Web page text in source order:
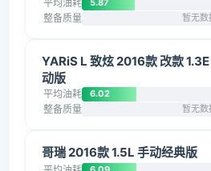
平均油耗 5.87
整备质量 暂无数
YARiS L 致炫 2016款 改款
动版
平均油耗 6.02
整备质量 暂无数
哥瑞 2016款 1.5L 手动经典版